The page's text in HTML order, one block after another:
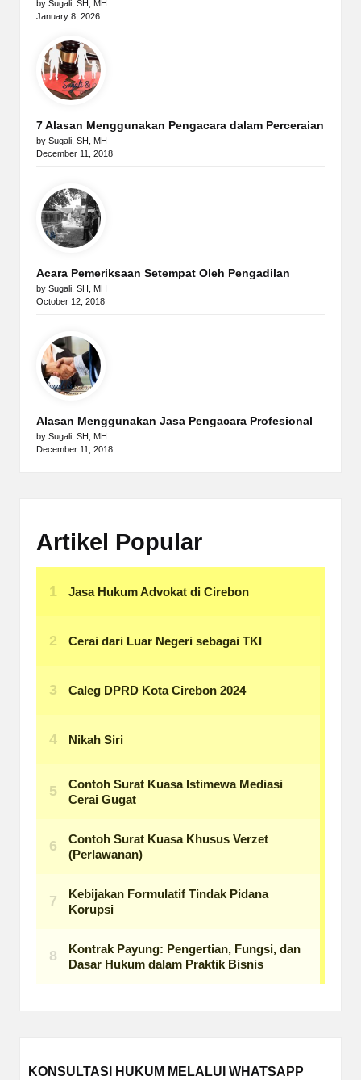
by Sugali, SH, MH
January 8, 2026
7 Alasan Menggunakan Pengacara dalam Perceraian
by Sugali, SH, MH
December 11, 2018
Acara Pemeriksaan Setempat Oleh Pengadilan
by Sugali, SH, MH
October 12, 2018
Alasan Menggunakan Jasa Pengacara Profesional
by Sugali, SH, MH
December 11, 2018
Artikel Popular
KONSULTASI HUKUM MELALUI WHATSAPP